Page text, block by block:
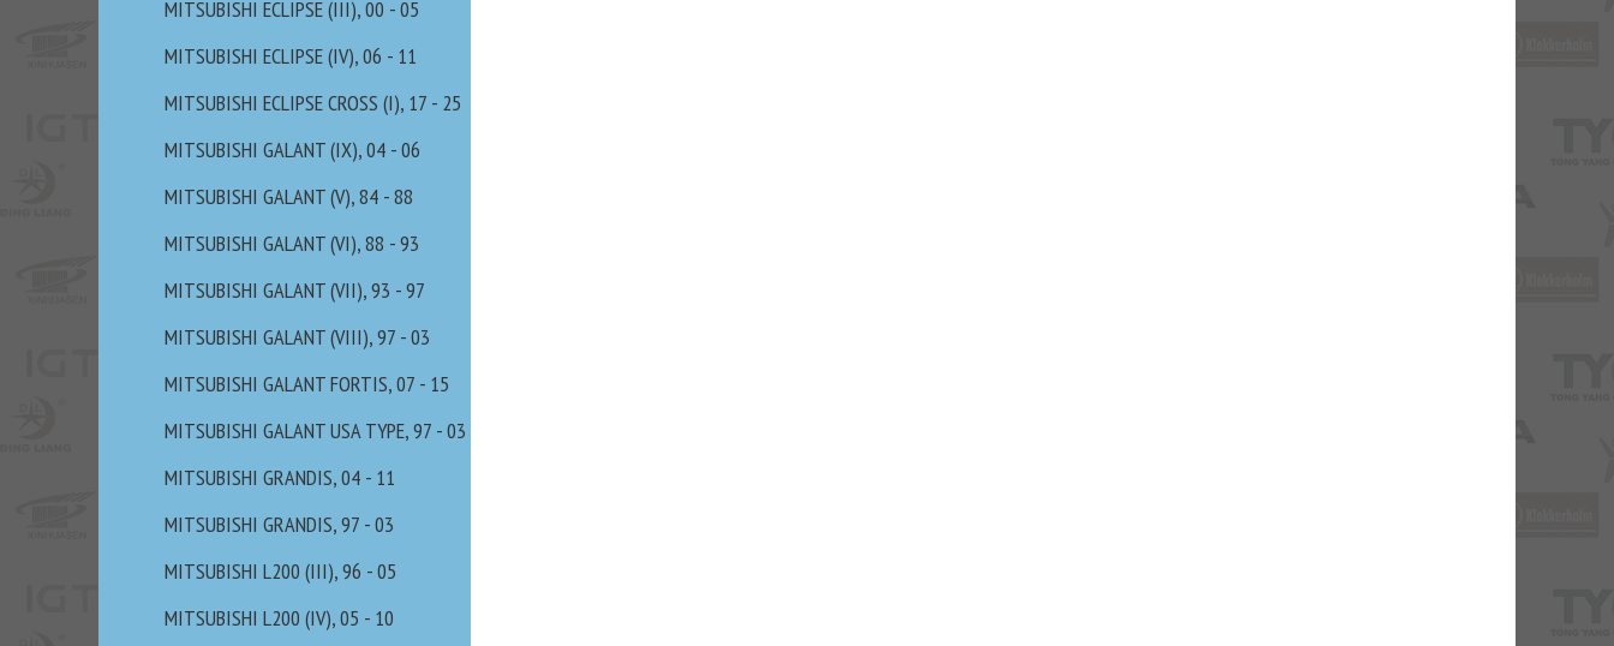
MITSUBISHI ECLIPSE (III), 00 - 05
MITSUBISHI ECLIPSE (IV), 06 - 11
MITSUBISHI ECLIPSE CROSS (I), 17 - 25
MITSUBISHI GALANT (IX), 04 - 06
MITSUBISHI GALANT (V), 84 - 88
MITSUBISHI GALANT (VI), 88 - 93
MITSUBISHI GALANT (VII), 93 - 97
MITSUBISHI GALANT (VIII), 97 - 03
MITSUBISHI GALANT FORTIS, 07 - 15
MITSUBISHI GALANT USA TYPE, 97 - 03
MITSUBISHI GRANDIS, 04 - 11
MITSUBISHI GRANDIS, 97 - 03
MITSUBISHI L200 (III), 96 - 05
MITSUBISHI L200 (IV), 05 - 10